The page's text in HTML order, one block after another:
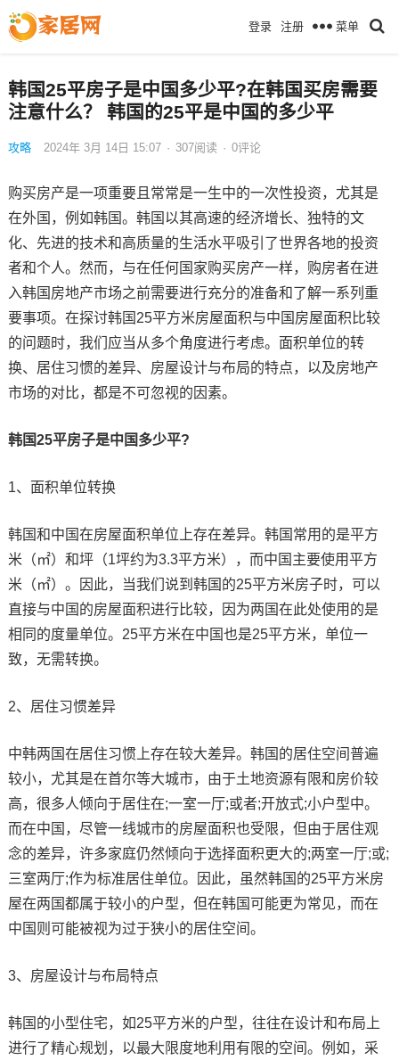
登录 注册 菜单
韩国25平房子是中国多少平?在韩国买房需要
注意什么？ 韩国的25平是中国的多少平
攻略 2024年 3月 14日 15:07 · 307阅读 · 0评论
购买房产是一项重要且常常是一生中的一次性投资，尤其是
在外国，例如韩国。韩国以其高速的经济增长、独特的文
化、先进的技术和高质量的生活水平吸引了世界各地的投资
者和个人。然而，与在任何国家购买房产一样，购房者在进
入韩国房地产市场之前需要进行充分的准备和了解一系列重
要事项。在探讨韩国25平方米房屋面积与中国房屋面积比较
的问题时，我们应当从多个角度进行考虑。面积单位的转
换、居住习惯的差异、房屋设计与布局的特点，以及房地产
市场的对比，都是不可忽视的因素。
韩国25平房子是中国多少平?
1、面积单位转换
韩国和中国在房屋面积单位上存在差异。韩国常用的是平方
米（㎡）和坪（1坪约为3.3平方米），而中国主要使用平方
米（㎡）。因此，当我们说到韩国的25平方米房子时，可以
直接与中国的房屋面积进行比较，因为两国在此处使用的是
相同的度量单位。25平方米在中国也是25平方米，单位一
致，无需转换。
2、居住习惯差异
中韩两国在居住习惯上存在较大差异。韩国的居住空间普遍
较小，尤其是在首尔等大城市，由于土地资源有限和房价较
高，很多人倾向于居住在;一室一厅;或者;开放式;小户型中。
而在中国，尽管一线城市的房屋面积也受限，但由于居住观
念的差异，许多家庭仍然倾向于选择面积更大的;两室一厅;或;
三室两厅;作为标准居住单位。因此，虽然韩国的25平方米房
屋在两国都属于较小的户型，但在韩国可能更为常见，而在
中国则可能被视为过于狭小的居住空间。
3、房屋设计与布局特点
韩国的小型住宅，如25平方米的户型，往往在设计和布局上
进行了精心规划，以最大限度地利用有限的空间。例如，采